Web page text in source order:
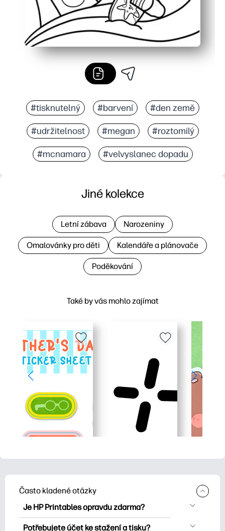
#tisknutelný #barvení #den země
#udržitelnost #megan #roztomilý
#mcnamara #velvyslanec dopadu
Také by vás mohlo zajímat
Jiné kolekce
Letní zábava Narozeniny
Omalovánky pro děti Kalendáře a plánovače
Poděkování
Často kladené otázky
Je HP Printables opravdu zdarma?
HP Printables nabízí více než 2500
Potřebujete účet ke stažení a tisku?